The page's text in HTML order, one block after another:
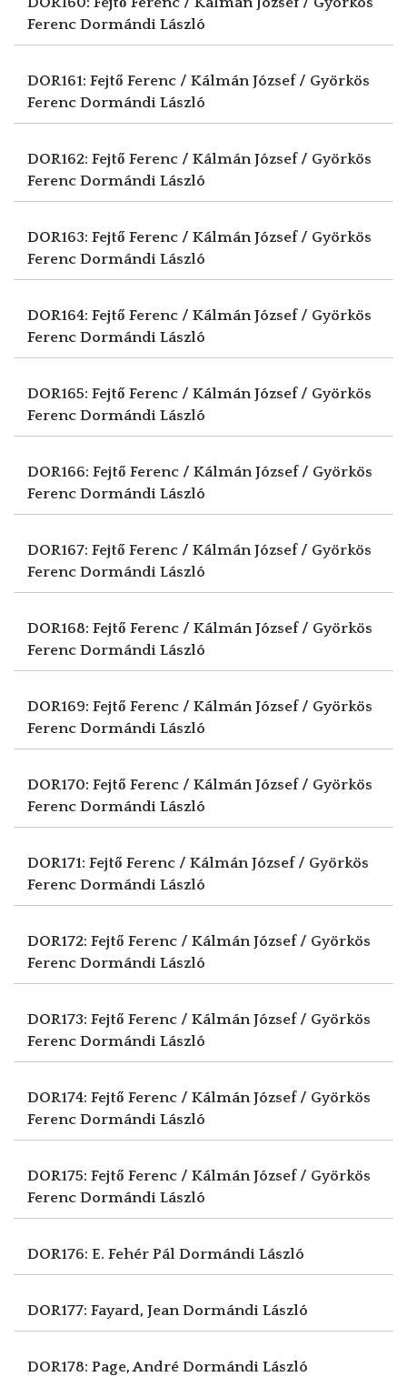
Ferenc Dormándi László
DOR161: Fejtő Ferenc / Kálmán József / Györkös
Ferenc Dormándi László
DOR162: Fejtő Ferenc / Kálmán József / Györkös
Ferenc Dormándi László
DOR163: Fejtő Ferenc / Kálmán József / Györkös
Ferenc Dormándi László
DOR164: Fejtő Ferenc / Kálmán József / Györkös
Ferenc Dormándi László
DOR165: Fejtő Ferenc / Kálmán József / Györkös
Ferenc Dormándi László
DOR166: Fejtő Ferenc / Kálmán József / Györkös
Ferenc Dormándi László
DOR167: Fejtő Ferenc / Kálmán József / Györkös
Ferenc Dormándi László
DOR168: Fejtő Ferenc / Kálmán József / Györkös
Ferenc Dormándi László
DOR169: Fejtő Ferenc / Kálmán József / Györkös
Ferenc Dormándi László
DOR170: Fejtő Ferenc / Kálmán József / Györkös
Ferenc Dormándi László
DOR171: Fejtő Ferenc / Kálmán József / Györkös
Ferenc Dormándi László
DOR172: Fejtő Ferenc / Kálmán József / Györkös
Ferenc Dormándi László
DOR173: Fejtő Ferenc / Kálmán József / Györkös
Ferenc Dormándi László
DOR174: Fejtő Ferenc / Kálmán József / Györkös
Ferenc Dormándi László
DOR175: Fejtő Ferenc / Kálmán József / Györkös
Ferenc Dormándi László
DOR176: E. Fehér Pál Dormándi László
DOR177: Fayard, JeanDormándi László
DOR178: Page, André Dormándi László